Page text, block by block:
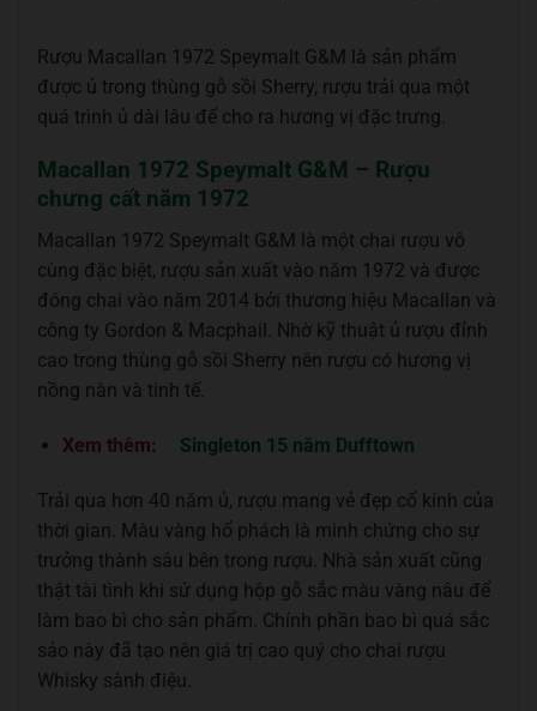
Rượu Macallan 1972 Speymalt G&M là sản phẩm
được ủ trong thùng gỗ sồi Sherry, rượu trải qua một
quá trình ủ dài lâu để cho ra hương vị đặc trưng.
Macallan 1972 Speymalt G&M – Rượu
chưng cất năm 1972
Macallan 1972 Speymalt G&M là một chai rượu vô
cùng đặc biệt, rượu sản xuất vào năm 1972 và được
đóng chai vào năm 2014 bởi thương hiệu Macallan và
công ty Gordon & Macphail. Nhờ kỹ thuật ủ rượu đỉnh
cao trong thùng gỗ sồi Sherry nên rượu có hương vị
nồng nàn và tinh tế.
Xem thêm: Singleton 15 năm Dufftown
Trải qua hơn 40 năm ủ, rượu mang vẻ đẹp cổ kính của
thời gian. Màu vàng hổ phách là minh chứng cho sự
trưởng thành sâu bên trong rượu. Nhà sản xuất cũng
thật tài tình khi sử dụng hộp gỗ sắc màu vàng nâu để
làm bao bì cho sản phẩm. Chính phần bao bì quá sắc
sảo này đã tạo nên giá trị cao quý cho chai rượu
Whisky sành điệu.